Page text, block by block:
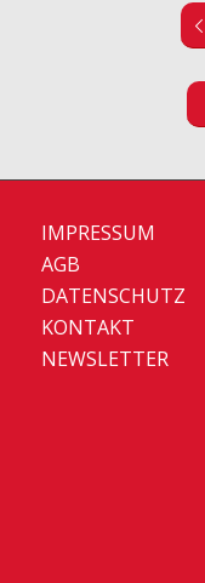
IMPRESSUM
AGB
DATENSCHUTZ
KONTAKT
NEWSLETTER